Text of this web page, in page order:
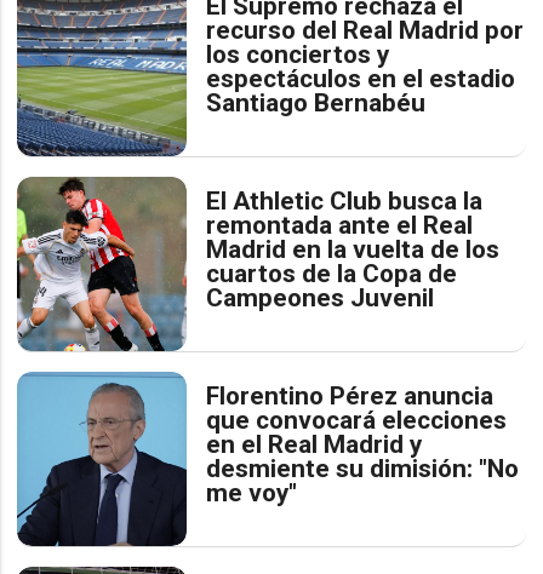
El Supremo rechaza el
recurso del Real Madrid por
los conciertos y
espectáculos en el estadio
Santiago Bernabéu
El Athletic Club busca la
remontada ante el Real
Madrid en la vuelta de los
cuartos de la Copa de
Campeones Juvenil
Florentino Pérez anuncia
que convocará elecciones
en el Real Madrid y
desmiente su dimisión: "No
me voy"